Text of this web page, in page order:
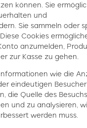
können. Sie
und
Sie sammeln oder
Cookies
anzumelden,
zur Kasse zu gehen.
wie die
eindeutigen
die Quelle des
und zu analysieren,
werden muss.